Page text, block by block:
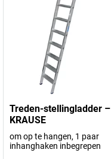
Treden-stellingladder –
KRAUSE
om op te hangen, 1 paar
inhanghaken inbegrepen